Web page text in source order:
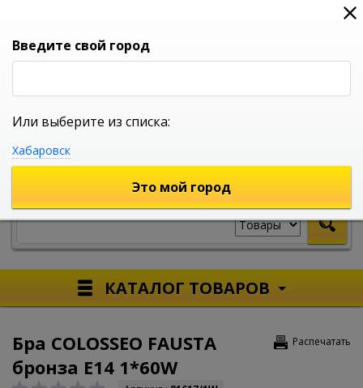
0
УНИВЕРСАЛЬНЫЙ ИНТЕРНЕТ МАГАЗИН
КАТАЛОГ ТОВАРОВ
Распечатать
Бра COLOSSEO FAUSTA
бронза E14 1*60W
Введите свой город
Или выберите из списка:
Хабаровск
Это мой город